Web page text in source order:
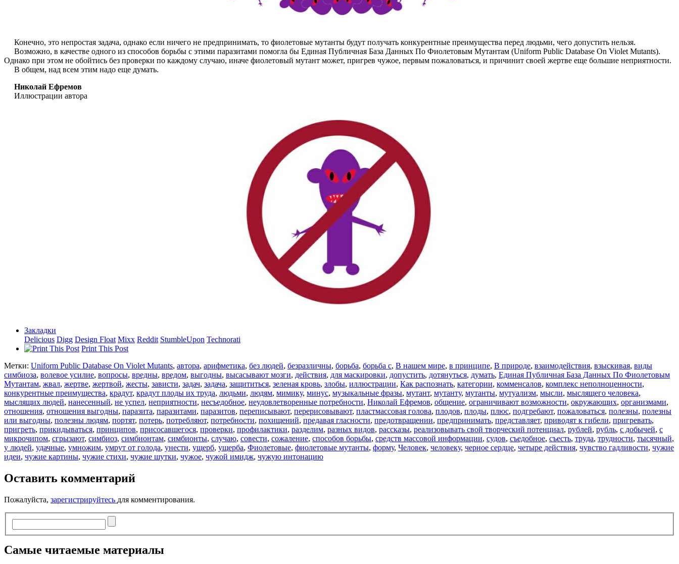
Конечно, это непростая задача, однако если ничего не предпринимать, то фиолетовые мутанты будут получать конкурентные преимущества перед людьми, чего допустить нельзя.
Возможно, в качестве одного из способов борьбы с этими паразитами помогла бы Единая Публичная База Данных По Фиолетовым Мутантам (Uniform Public Database On Violet Mutants).
Однако при этом не обойтись без проверки по каждому случаю, иначе фиолетовый мутант может, пригрев чужое, первым пожаловаться, и причинит своей жертве еще большие неприятности.
В общем, над всем этим надо еще думать.
Николай Ефремов
Иллюстрации автора
Закладки
Delicious Digg Design Float Mixx Reddit StumbleUpon Technorati
Print This Post
Метки: Uniform Public Database On Violet Mutants, автора, арифметика, без людей, безразличны, борьба, борьба с, В нашем мире, в принципе, В природе, взаимодействия, взыскивая, виды
симбиоза, волевое усилие, вопросы, вредны, вредом, выгодны, высасывают мозги, действия, для маскировки, допустить, дотянуться, думать, Единая Публичная База Данных По Фиолетовым
Мутантам, жвал, жертве, жертвой, жесты, зависти, задач, задача, защититься, зеленая кровь, злобы, иллюстрации, Как распознать, категории, комменсалов, комплекс неполноценности,
конкурентные преимущества, крадут, крадут плоды их труда, людьми, людям, мимику, минус, музыкальные фразы, мутант, мутанту, мутанты, мутуализм, мысли, мыслящего человека,
мыслящих людей, нанесенный, не успел, неприятности, несъедобное, неудовлетворенные потребности, Николай Ефремов, общение, ограничивают возможности, окружающих, организмами,
отношения, отношения выгодны, паразита, паразитами, паразитов, переписывают, перерисовывают, пластмассовая голова, плодов, плоды, плюс, подгребают, пожаловаться, полезны, полезны
или выгодны, полезны людям, портят, потерь, потребляют, потребности, похищений, предавая гласности, предотвращении, предпринимать, представляет, приводят к гибели, пригревать,
пригреть, прикидываться, принципов, присосавшегося, проверки, профилактики, разделим, разных видов, рассказы, реализовывать свой творческий потенциал, рублей, рубль, с добычей, с
микрочипом, сгрызают, симбиоз, симбионтам, симбионты, случаю, совести, сожаление, способов борьбы, средств массовой информации, судов, съедобное, съесть, труда, трудности, тысячный,
у людей, удачные, умножим, умрут от голода, унести, ущерб, ущерба, Фиолетовые, фиолетовые мутанты, форму, Человек, человеку, черное сердце, четыре действия, чувство гадливости, чужие
идеи, чужие картины, чужие стихи, чужие шутки, чужое, чужой имидж, чужую интонацию
Оставить комментарий
Пожалуйста, зарегистрируйтесь для комментирования.
Самые читаемые материалы